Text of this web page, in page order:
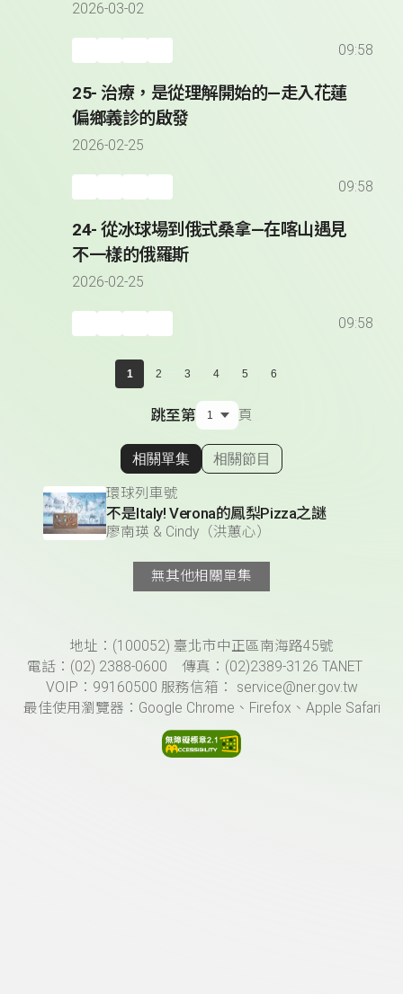
2026-03-02
09:58
25- 治療，是從理解開始的—走入花蓮
偏鄉義診的啟發
2026-02-25
09:58
24- 從冰球場到俄式桑拿—在喀山遇見
不一樣的俄羅斯
2026-02-25
09:58
1 2 3 4 5 6
跳至第 頁
顯示相關單集
相關單集 相關節目
環球列車號
不是Italy! Verona的鳳梨Pizza之謎
廖南瑛 & Cindy（洪蕙心）
無其他相關單集
頁尾資訊地址：(100052) 臺北市中正區南海路45號
電話：(02) 2388-0600 傳真：(02)2389-3126 TANET
VOIP：99160500 服務信箱： service@ner.gov.tw
最佳使用瀏覽器：Google Chrome、Firefox、Apple Safari